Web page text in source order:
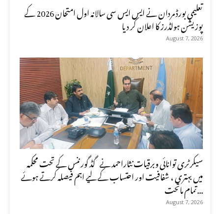
تعلیمی بورڈ مردان نے ایس ایس سی سالانہ اول امتحان 2026 کے
پوزیشن ہولڈرز کا اعلان کر دیا
August 7, 2026
سیکرٹری توانائی وبرقیات نثاراحمد نے گڈ گورننس کے تحت محکمہ
میں بہتری ، شفافیت اور احتساب کے لیے اہم فیصلہ کرتے ہوئے
تمام ماتحت...
August 7, 2026